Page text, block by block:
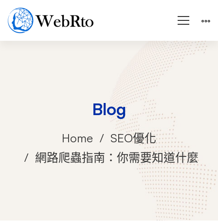
Blog
Home
SEO優化
網路爬蟲指南：你需要知道什麼